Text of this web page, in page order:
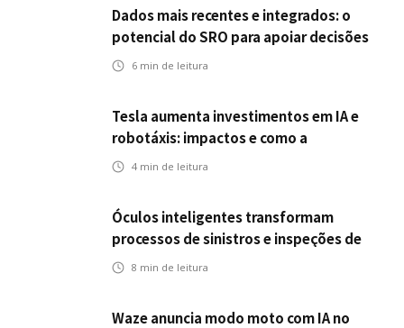
Dados mais recentes e integrados: o
potencial do SRO para apoiar decisões
nas seguradoras
6 min de leitura
Tesla aumenta investimentos em IA e
robotáxis: impactos e como a
mobilidade autônoma transforma o
4 min de leitura
Óculos inteligentes transformam
processos de sinistros e inspeções de
seguros
8 min de leitura
Waze anuncia modo moto com IA no